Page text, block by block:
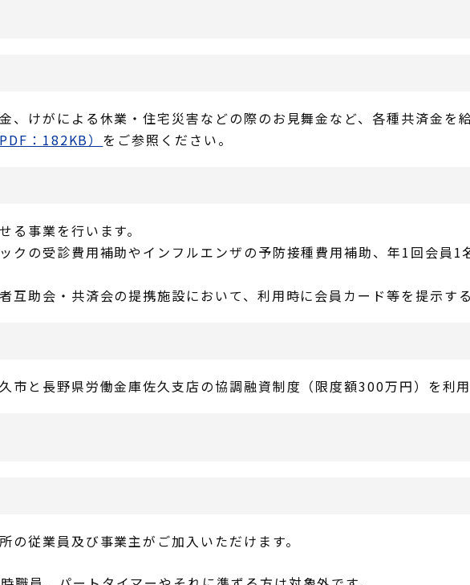
、けがによる休業・住宅災害などの際のお見舞金など、各種共済金を給
：182KB） をご参照ください。
る事業を行います。
クの受診費用補助やインフルエンザの予防接種費用補助、年1回会員
互助会・共済会の提携施設において、利用時に会員カード等を提示す
市と長野県労働金庫佐久支店の協調融資制度（限度額300万円）を利用
の従業員及び事業主がご加入いただけます。